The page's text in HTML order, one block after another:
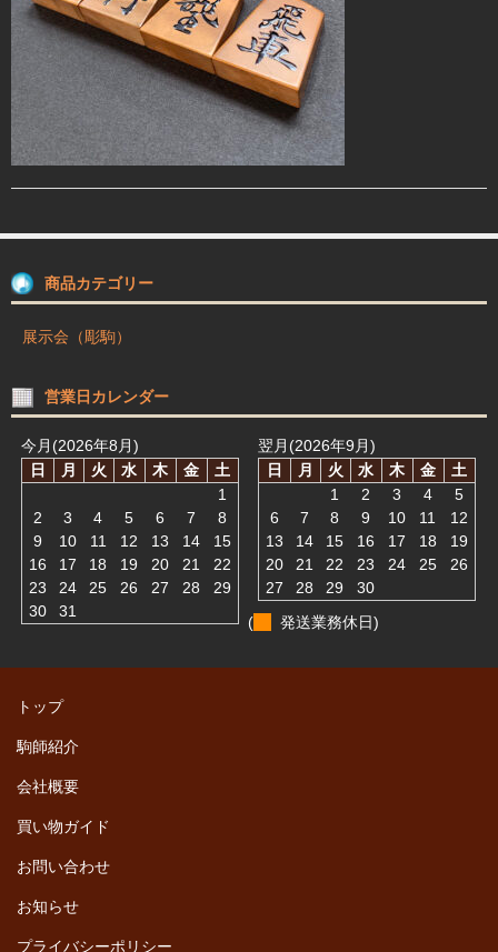
駒師紹介
買物ガイド
お問合せ
商品カテゴリー
展示会（彫駒）
営業日カレンダー
今月(2026年8月)
日
月 火 水 木 金
土
1
2
3 4 5 6 7
8
9
10 11 12 13 14
15
16
17 18 19 20 21
22
23
24 25 26 27 28
29
30
31
翌月(2026年9月)
日
月 火 水 木 金
土
1
2 3 4
5
6
7 8 9 10 11
12
13
14 15 16 17 18
19
20
21 22 23 24 25
26
27
28 29
30
(
発送業務休日)
トップ
駒師紹介
会社概要
買い物ガイド
お問い合わせ
お知らせ
プライバシーポリシー